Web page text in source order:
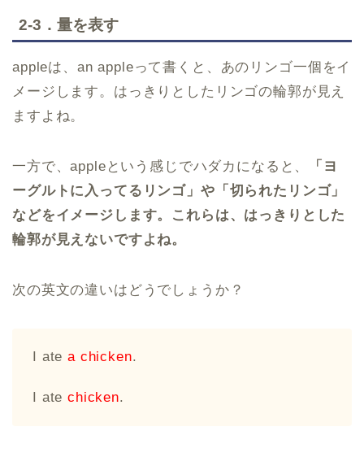
2-3．量を表す
appleは、an appleって書くと、あのリンゴ一個をイ
メージします。はっきりとしたリンゴの輪郭が見え
ますよね。
一方で、appleという感じでハダカになると、
「ヨ
ーグルトに入ってるリンゴ」や「切られたリンゴ」
などをイメージします。これらは、はっきりとした
輪郭が見えないですよね。
次の英文の違いはどうでしょうか？
I atea chicken.
I atechicken.